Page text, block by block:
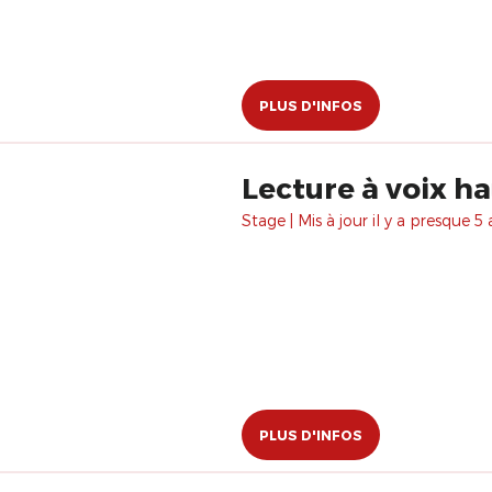
PLUS D'INFOS
Lecture à voix
Stage | Mis à jour il y a presque 5
PLUS D'INFOS